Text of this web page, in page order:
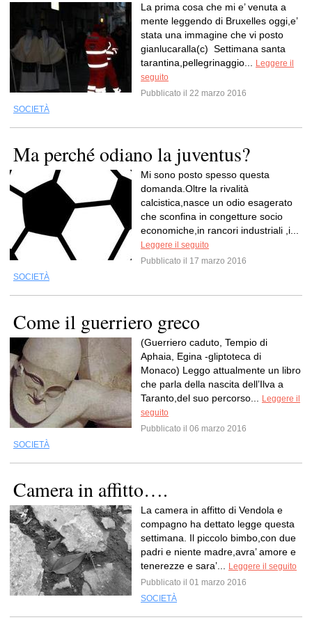
La prima cosa che mi e’ venuta a
mente leggendo di Bruxelles oggi,e’
stata una immagine che vi posto
gianlucaralla(c) Settimana santa
tarantina,pellegrinaggio...
Leggere il
seguito
Pubblicato il 22 marzo 2016
SOCIETÀ
Ma perché odiano la juventus?
Mi sono posto spesso questa
domanda.Oltre la rivalità
calcistica,nasce un odio esagerato
che sconfina in congetture socio
economiche,in rancori industriali ,i...
Leggere il seguito
Pubblicato il 17 marzo 2016
SOCIETÀ
Come il guerriero greco
(Guerriero caduto, Tempio di
Aphaia, Egina -gliptoteca di
Monaco) Leggo attualmente un libro
che parla della nascita dell’Ilva a
Taranto,del suo percorso...
Leggere il
seguito
Pubblicato il 06 marzo 2016
SOCIETÀ
Camera in affitto….
La camera in affitto di Vendola e
compagno ha dettato legge questa
settimana. Il piccolo bimbo,con due
padri e niente madre,avra’ amore e
tenerezze e sara’...
Leggere il seguito
Pubblicato il 01 marzo 2016
SOCIETÀ